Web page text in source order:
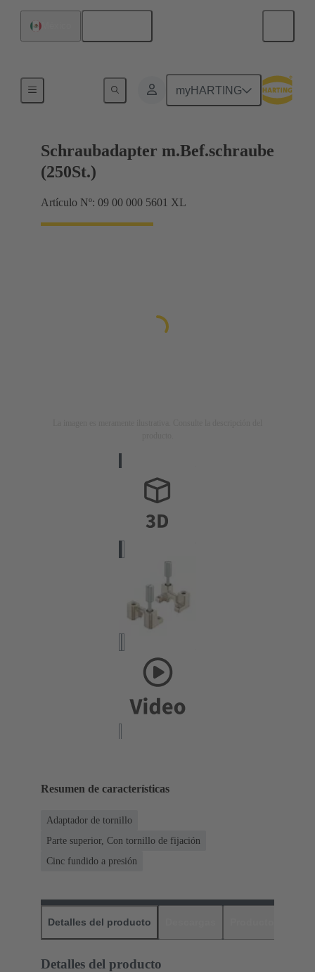
myHARTING
Bastidor de blindaje, bastidores de abrazadera
Schraubadapter m.Bef.schraube
(250St.)
Artículo Nº: 09 00 000 5601 XL
Resumen de características
Adaptador de tornillo
Parte superior, Con tornillo de fijación
Cinc fundido a presión
Detalles del producto
Detalles del producto